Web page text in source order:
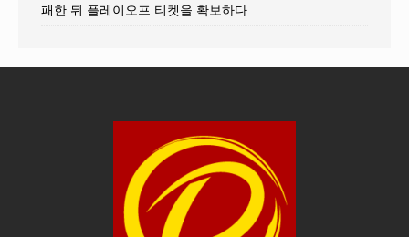
패한 뒤 플레이오프 티켓을 확보하다